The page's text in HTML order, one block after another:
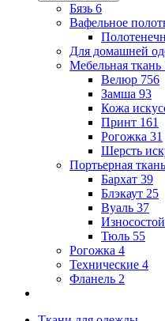
Бязь 6
Вафельное
Для домашней
Мебельная ткань
Велюр 756
Замша 93
Кожа
Принт 161
Рогожка 31
Шерсть
Портьерная ткань
Бархат 39
Блэкаут 25
Вуаль 37
Тюль 55
Рогожка 4
Технические 4
Фланель 2